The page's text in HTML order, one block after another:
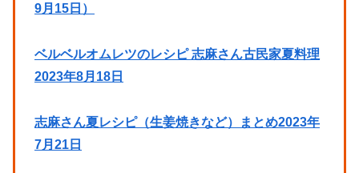
9月15日）
ベルベルオムレツのレシピ 志麻さん古民家夏料理
2023年8月18日
志麻さん夏レシピ（生姜焼きなど）まとめ2023年
7月21日